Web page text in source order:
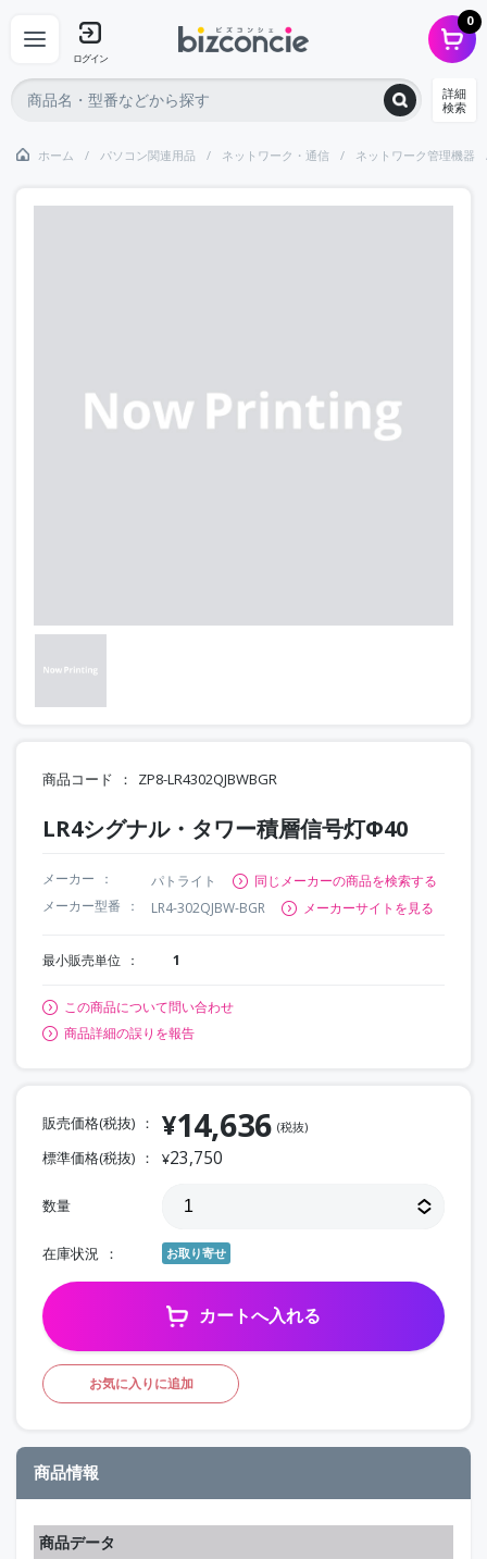
ログイン
0
詳細
検索
ホーム パソコン関連用品 ネットワーク・通信 ネットワーク管理機器
商品コード ZP8-LR4302QJBWBGR
LR4シグナル・タワー積層信号灯Φ40
メーカー パトライト
同じメーカーの商品を検索する
メーカー型番
LR4-302QJBW-BGR メーカーサイトを見る
最小販売単位 1
この商品について問い合わせ
商品詳細の誤りを報告
販売価格(税抜) ¥14,636 (税抜)
標準価格(税抜) ¥23,750
数量
在庫状況 お取り寄せ
カートへ入れる
お気に入りに追加
商品情報
商品データ